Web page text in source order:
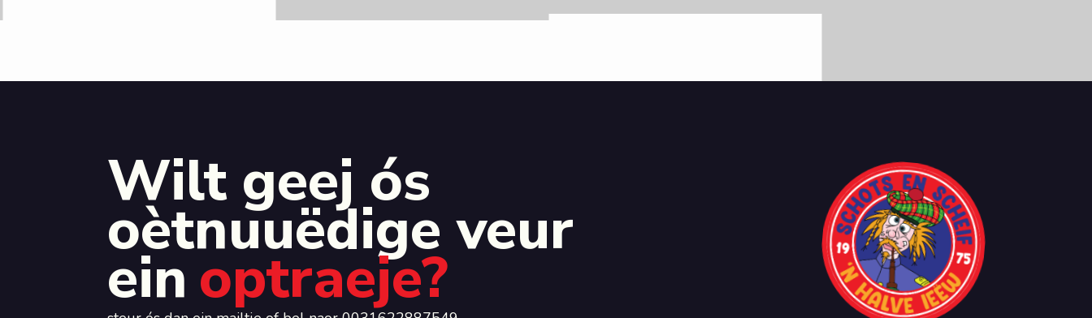
Wilt geej ós
oètnuuëdige veur
ein optraeje?